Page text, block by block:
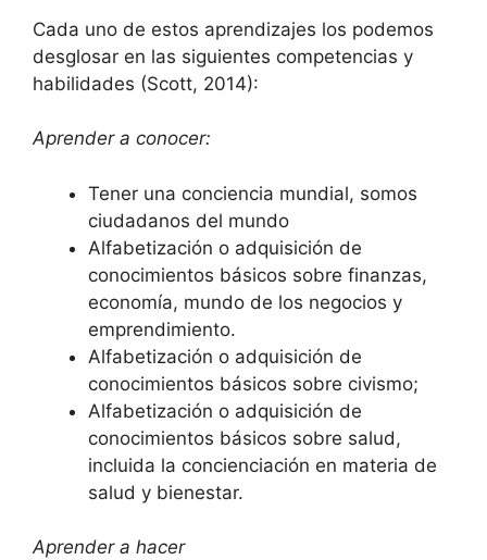
Cada uno de estos aprendizajes los podemos
desglosar en las siguientes competencias y
habilidades (Scott, 2014):
Aprender a conocer:
Tener una conciencia mundial, somos
ciudadanos del mundo
Alfabetización o adquisición de
conocimientos básicos sobre finanzas,
economía, mundo de los negocios y
emprendimiento.
Alfabetización o adquisición de
conocimientos básicos sobre civismo;
Alfabetización o adquisición de
conocimientos básicos sobre salud,
incluida la concienciación en materia de
salud y bienestar.
Aprender a hacer